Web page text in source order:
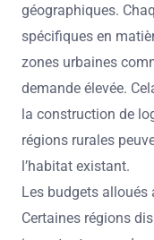
géographiques.
spécifiques en
zones urbaines
demande élevée.
la construction de
régions rurales
l’habitat existant.
Les budgets
Certaines régions